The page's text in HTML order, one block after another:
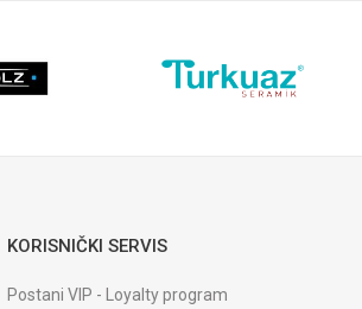
Srbija
KORISNIČKI SERVIS
Postani VIP - Loyalty program